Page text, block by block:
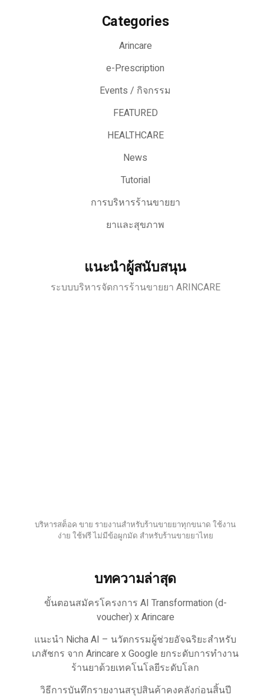
Categories
Arincare
e-Prescription
Events / กิจกรรม
FEATURED
HEALTHCARE
News
Tutorial
การบริหารร้านขายยา
ยาและสุขภาพ
แนะนำผู้สนับสนุน
ระบบบริหารจัดการร้านขายยา ARINCARE
บริหารสต็อค ขาย รายงานสำหรับร้านขายยาทุกขนาด ใช้งาน
ง่าย ใช้ฟรี ไม่มีข้อผูกมัด สำหรับร้านขายยาไทย
บทความล่าสุด
ขั้นตอนสมัครโครงการ AI Transformation (d-
voucher) x Arincare
แนะนำ Nicha AI – นวัตกรรมผู้ช่วยอัจฉริยะสำหรับ
เภสัชกร จาก Arincare x Google ยกระดับการทำงาน
ร้านยาด้วยเทคโนโลยีระดับโลก
วิธีการบันทึกรายงานสรุปสินค้าคงคลังก่อนสิ้นปี